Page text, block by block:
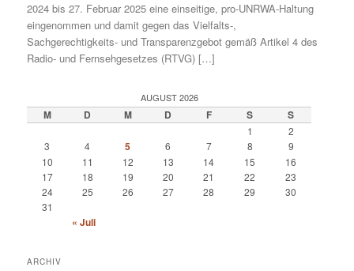
2024 bis 27. Februar 2025 eine einseitige, pro-UNRWA-Haltung
eingenommen und damit gegen das Vielfalts-,
Sachgerechtigkeits- und Transparenzgebot gemäß Artikel 4 des
Radio- und Fernsehgesetzes (RTVG) […]
AUGUST 2026
M D M D F S S
1
2
3
4 5 6 7 8
9
10
11 12 13 14 15
16
17
18 19 20 21 22
23
24
25 26 27 28 29
30
31
« Juli
ARCHIV